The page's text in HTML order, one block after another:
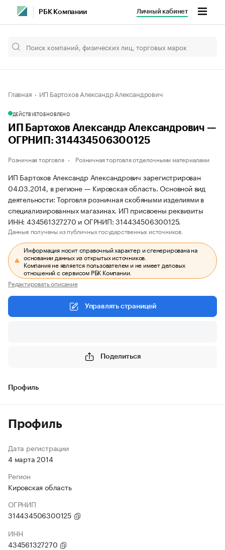
РБК Компании Личный кабинет
Главная ИП Бартохов Александр Александрович
ДЕЙСТВУЕТОБНОВЛЕНО
ИП Бартохов Александр Александрович —
ОГРНИП: 314434506300125
Розничная торговля Розничная торговля отделочными материалами
ИП Бартохов Александр Александрович зарегистрирован
04.03.2014, в регионе — Кировская область. Основной вид
деятельности: Торговля розничная скобяными изделиями в
специализированных магазинах. ИП присвоены реквизиты
ИНН: 434561327270 и ОГРНИП: 314434506300125.
Данные получены из публичных государственных источников.
Информация носит справочный характер и сгенерирована на
основании данных из открытых источников.
Компания не является пользователем и не имеет деловых
отношений с сервисом РБК Компании.
Редактировать описание
Управлять страницей
Поделиться
Профиль
Профиль
Дата регистрации
4 марта 2014
Регион
Кировская область
ОГРНИП
314434506300125
ИНН
434561327270